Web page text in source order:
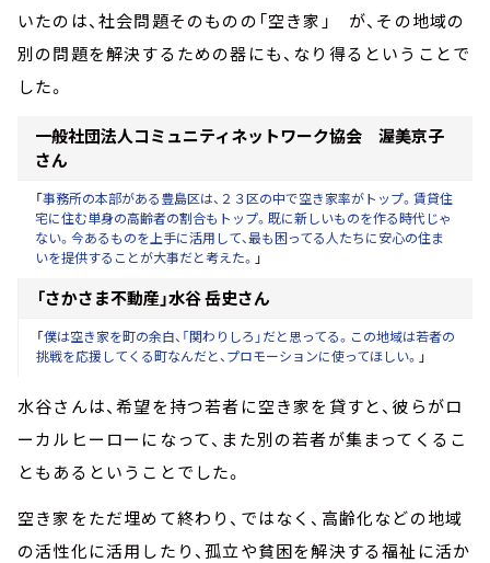
いたのは、社会問題そのものの「空き家」 が、その地域の
別の問題を解決するための器にも、なり得るということで
した。
一般社団法人コミュニティネットワーク協会 渥美京子
さん
「事務所の本部がある豊島区は、２３区の中で空き家率がトップ。賃貸住
宅に住む単身の高齢者の割合もトップ。既に新しいものを作る時代じゃ
ない。今あるものを上手に活用して、最も困ってる人たちに安心の住ま
いを提供することが大事だと考えた。 」
「さかさま不動産」水谷 岳史さん
「僕は空き家を町の余白、「関わりしろ」だと思ってる。この地域は若者の
挑戦を応援してくる町なんだと、プロモーションに使ってほしい。 」
水谷さんは、希望を持つ若者に空き家を貸すと、彼らがロ
ーカルヒーローになって、また別の若者が集まってくるこ
ともあるということでした。
空き家をただ埋めて終わり、ではなく、高齢化などの地域
の活性化に活用したり、孤立や貧困を解決する福祉に活か